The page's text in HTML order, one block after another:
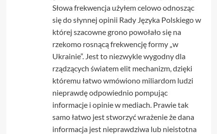
Słowa frekwencja użyłem celowo odnosząc
się do słynnej opinii Rady Języka Polskiego w
której szacowne grono powołało się na
rzekomo rosnącą frekwencję formy „w
Ukrainie”. Jest to niezwykle wygodny dla
rządzących światem elit mechanizm, dzięki
któremu łatwo wmówiono miliardom ludzi
nieprawdę odpowiednio pompując
informacje i opinie w mediach. Prawie tak
samo łatwo jest stworzyć wrażenie że dana
informacja jest nieprawdziwa lub nieistotna